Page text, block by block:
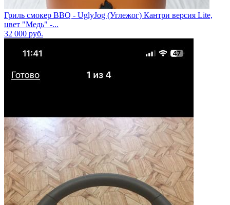
Гриль смокер BBQ - UglyJog (Углежог) Кантри версия Lite,
цвет "Медь" -...
32 000 руб.